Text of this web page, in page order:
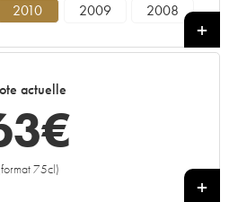
2010 2009
2008
actuelle
€
75cl)
+